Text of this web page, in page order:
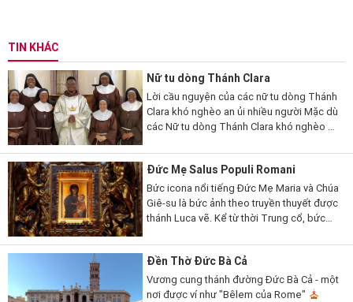
TIN KHÁC
Nữ tu dòng Thánh Clara
Lời cầu nguyện của các nữ tu dòng Thánh
Clara khó nghèo an ủi nhiều người Mặc dù
các Nữ tu dòng Thánh Clara khó nghèo ở
ngoài hầu như không gặp thấy...
Đức Mẹ Salus Populi Romani
Bức icona nổi tiếng Đức Mẹ Maria và Chúa
Giê-su là bức ảnh theo truyền thuyết được
thánh Luca vẽ. Kể từ thời Trung cổ, bức
biệt, những người chạy đến...
Đền Thờ Đức Bà Cả
Vương cung thánh đường Đức Bà Cả - một
nơi được ví như "Bêlem của Rome"